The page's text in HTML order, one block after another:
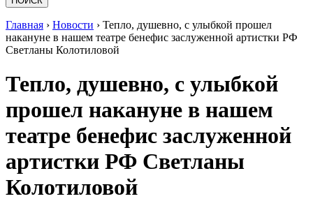
Главная › Новости › Тепло, душевно, с улыбкой прошел
накануне в нашем театре бенефис заслуженной артистки РФ
Светланы Колотиловой
Тепло, душевно, с улыбкой
прошел накануне в нашем
театре бенефис заслуженной
артистки РФ Светланы
Колотиловой